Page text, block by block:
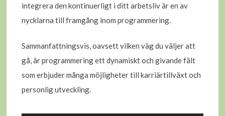
integrera den kontinuerligt i ditt arbetsliv är en av
nycklarna till framgång inom programmering.
Sammanfattningsvis, oavsett vilken väg du väljer att
gå, är programmering ett dynamiskt och givande fält
som erbjuder många möjligheter till karriärtillväxt och
personlig utveckling.